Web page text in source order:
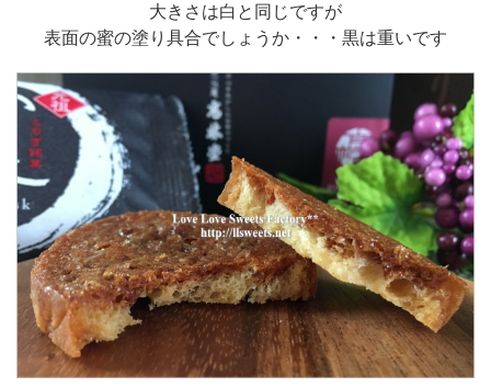
大きさは白と同じですが
表面の蜜の塗り具合でしょうか・・・黒は重いです